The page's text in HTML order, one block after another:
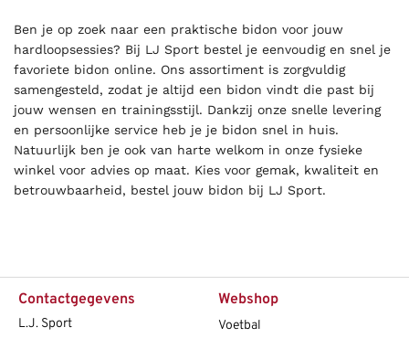
Ben je op zoek naar een praktische bidon voor jouw
hardloopsessies? Bij LJ Sport bestel je eenvoudig en snel je
favoriete bidon online. Ons assortiment is zorgvuldig
samengesteld, zodat je altijd een bidon vindt die past bij
jouw wensen en trainingsstijl. Dankzij onze snelle levering
en persoonlijke service heb je je bidon snel in huis.
Natuurlijk ben je ook van harte welkom in onze fysieke
winkel voor advies op maat. Kies voor gemak, kwaliteit en
betrouwbaarheid, bestel jouw bidon bij LJ Sport.
Contactgegevens
L.J. Sport
Webshop
Voetbal